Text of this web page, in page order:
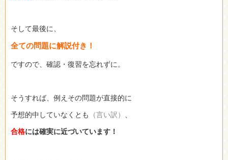
そして最後に、
全ての問題に解説付き！
ですので、確認・復習を忘れずに。
そうすれば、例えその問題が直接的に
予想的中していなくとも （言い訳）
合格には確実に近づいています！